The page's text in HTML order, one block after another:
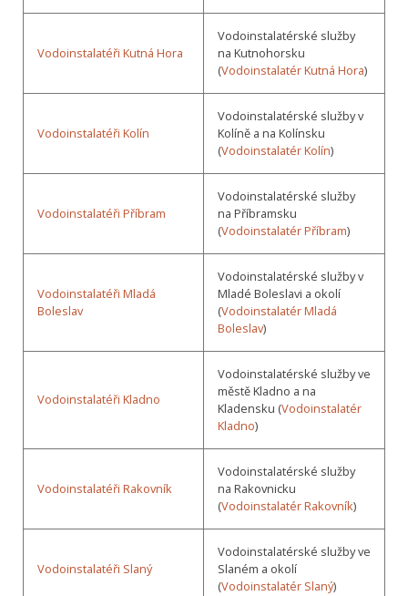
Vodoinstalatéři Kutná Hora
Vodoinstalatérské služby
na Kutnohorsku
(Vodoinstalatér Kutná Hora)
Vodoinstalatéři Kolín
Vodoinstalatérské služby v
Kolíně a na Kolínsku
(Vodoinstalatér Kolín)
Vodoinstalatéři Příbram
Vodoinstalatérské služby
na Příbramsku
(Vodoinstalatér Příbram)
Vodoinstalatéři Mladá
Boleslav
Vodoinstalatérské služby v
Mladé Boleslavi a okolí
(Vodoinstalatér Mladá
Boleslav)
Vodoinstalatéři Kladno
Vodoinstalatérské služby ve
městě Kladno a na
Kladensku (Vodoinstalatér
Kladno)
Vodoinstalatéři Rakovník
Vodoinstalatérské služby
na Rakovnicku
(Vodoinstalatér Rakovník)
Vodoinstalatéři Slaný
Vodoinstalatérské služby ve
Slaném a okolí
(Vodoinstalatér Slaný)